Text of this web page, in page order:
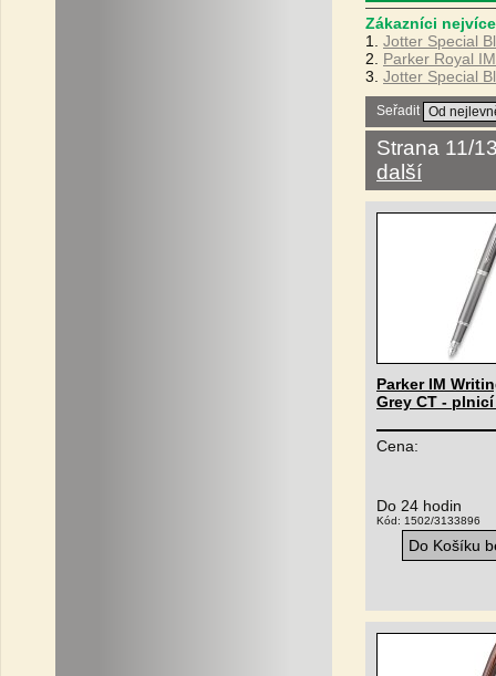
Zákazníci
1. Jotter Special
2. Parker Royal
3. Jotter Special
Seřadit
Strana 11/
další
Parker IM
Grey CT -
Cena:
Do 24 hodin
Kód: 1502/3133896
Do Košíku